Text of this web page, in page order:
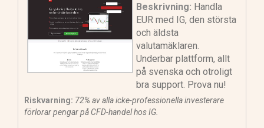
Beskrivning: Handla
EUR med IG, den största
och äldsta
valutamäklaren.
Underbar plattform, allt
på svenska och otroligt
bra support. Prova nu!
Riskvarning: 72% av alla icke-professionella investerare
förlorar pengar på CFD-handel hos IG.